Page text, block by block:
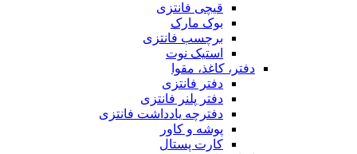
قیچی فانتزی
بوک مارک
برچسب فانتزی
استیک نوت
دفتر، کاغذ، مقوا
دفتر فانتزی
دفتر پلنر فانتزی
دفترچه یادداشت فانتزی
پوشه و کاور
کارت پستال